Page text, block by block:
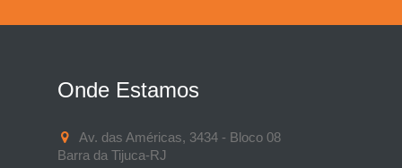
Onde Estamos
Av. das Américas, 3434 - Bloco 08
Barra da Tijuca-RJ